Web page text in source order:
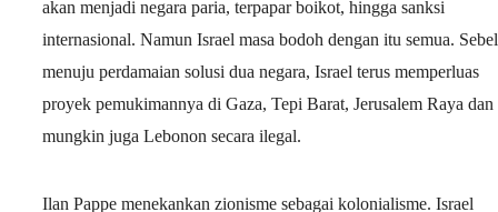
akan menjadi negara paria, terpapar boikot, hingga sanksi
internasional. Namun Israel masa bodoh dengan itu semua.
menuju perdamaian solusi dua negara, Israel terus memperluas
proyek pemukimannya di Gaza, Tepi Barat, Jerusalem Raya dan
mungkin juga Lebonon secara ilegal.
Ilan Pappe menekankan zionisme sebagai kolonialisme. Israel